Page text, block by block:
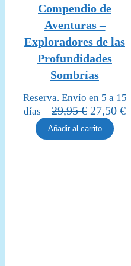
en
oferta
Compendio de
Aventuras –
Exploradores de las
Profundidades
Sombrías
Reserva. Envío en 5 a 15
días – 29,95€ El
precio
original
27,50 €El
Añadir al carrito